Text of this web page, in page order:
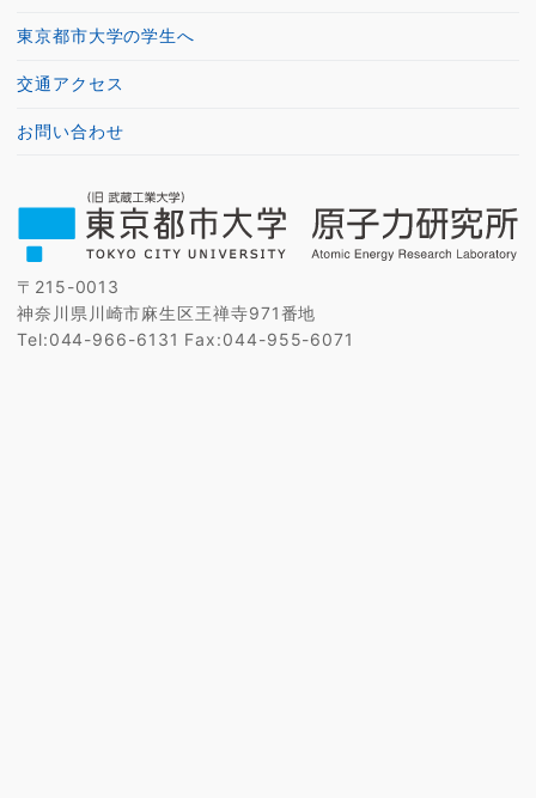
東京都市大学の学生へ
交通アクセス
お問い合わせ
〒215-0013
神奈川県川崎市麻生区王禅寺971番地
Tel:044-966-6131 Fax:044-955-6071